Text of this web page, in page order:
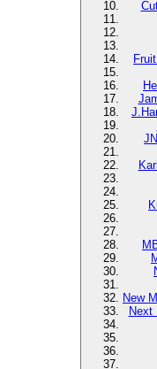
New
Next